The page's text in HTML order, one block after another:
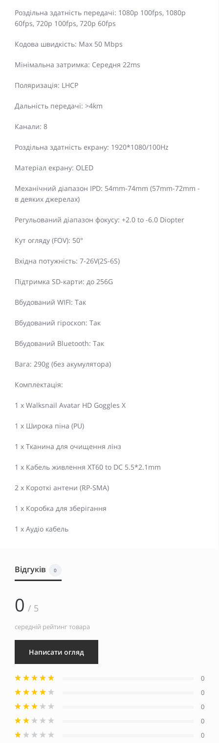
Роздільна здатність передачі: 1080p 100fps, 1080p
60fps, 720p 100fps, 720p 60fps
Кодова швидкість: Max 50 Mbps
Мінімальна затримка: Середня 22ms
Поляризація: LHCP
Дальність передачі: >4km
Канали: 8
Роздільна здатність екрану: 1920*1080/100Hz
Матеріал екрану: OLED
Механічний діапазон IPD: 54mm-74mm (57mm-72mm -
в деяких джерелах)
Регульований діапазон фокусу: +2.0 to -6.0 Diopter
Кут огляду (FOV): 50°
Вхідна потужність: 7-26V(2S-6S)
Підтримка SD-карти: до 256G
Вбудований WIFI: Так
Вбудований гіроскоп: Так
Вбудований Bluetooth: Так
Вага: 290g (без акумулятора)
Комплектація:
1 x Walksnail Avatar HD Goggles X
1 x Широка піна (PU)
1 x Тканина для очищення лінз
1 x Кабель живлення XT60 to DC 5.5*2.1mm
2 x Короткі антени (RP-SMA)
1 x Коробка для зберігання
1 x Аудіо кабель
Відгуків 0
0 / 5
середній рейтинг товара
Написати огляд
0
0
0
0
0